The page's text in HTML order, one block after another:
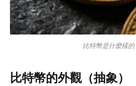
比特幣是什麼樣的
比特幣的外觀（抽象）